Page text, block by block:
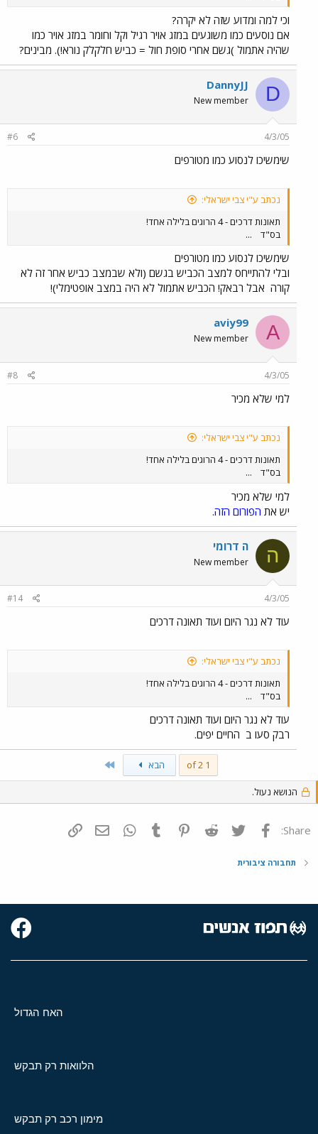
וכי למה ומדוע שזה לא יקרה?
אם נוסעים כמו משוגעים במזג אויר רגיל וקל וחומר במזג אויר כמו
שהיה אתמול )גשם אחרי סופת חול = כביש חלקלק נורא!). מבינים?
D
DannyJJ
New member
4/3/05
#6
שימשיכו לנסוע כמו מטורפים
נכתב ע"י צבי ישראלי:
תאונות דרכים - 4 הרוגים בלילה אחד!
בס"ד
...
שימשיכו לנסוע כמו מטורפים
ובלי להתייחס למצב הכביש בגשם (ולא שבמצב כביש אחר זה לא
קורה אבל רבאק! הכביש אתמול לא היה במצב אופטימלי)!
A
aviy99
New member
4/3/05
#8
למי שלא מכיר
נכתב ע"י צבי ישראלי:
תאונות דרכים - 4 הרוגים בלילה אחד!
בס"ד
...
למי שלא מכיר
יש את הפורום הזה.
ה ה דרומי
New member
4/3/05
#14
עוד לא נגר היום ועוד תאונה דרכים
נכתב ע"י צבי ישראלי:
תאונות דרכים - 4 הרוגים בלילה אחד!
בס"ד
...
עוד לא נגר היום ועוד תאונה דרכים
רבק סעו ב החיים יפים.
1 of 2 הבא
הנושא נעול.
Share: פייסבוק Twitter
Reddit
Pinterest
Tumblr
WhatsAppדואר אלקטרוני
תחבורה ציבורית
האח הגדול
הלוואות רק תבקש
מימון רכב רק תבקש